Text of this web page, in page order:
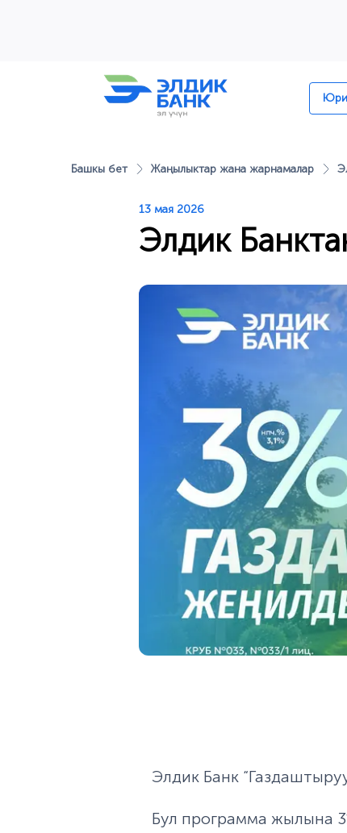
Башкы бет Жаңылыктар жана жарнамалар
13 мая 2026
Элдик
Элдик Банк
Бул программа жылына